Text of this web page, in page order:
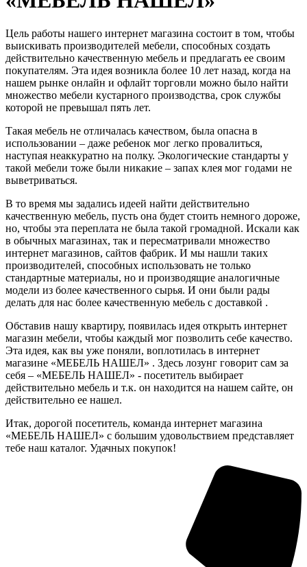
Цель работы нашего интернет магазина состоит в том, чтобы
выискивать производителей мебели, способных создать
действительно качественную мебель и предлагать ее своим
покупателям. Эта идея возникла более 10 лет назад, когда на
нашем рынке онлайн и офлайт торговли можно было найти
множество мебели кустарного производства, срок службы
которой не превышал пять лет.
Такая мебель не отличалась качеством, была опасна в
использовании – даже ребенок мог легко провалиться,
наступая неаккуратно на полку. Экологические стандарты у
такой мебели тоже были никакие – запах клея мог годами не
выветриваться.
В то время мы задались идеей найти действительно
качественную мебель, пусть она будет стоить немного дороже,
но, чтобы эта переплата не была такой громадной. Искали как
в обычных магазинах, так и пересматривали множество
интернет магазинов, сайтов фабрик. И мы нашли таких
производителей, способных использовать не только
стандартные материалы, но и производящие аналогичные
модели из более качественного сырья. И они были рады
делать для нас более качественную мебель с доставкой .
Обставив нашу квартиру, появилась идея открыть интернет
магазин мебели, чтобы каждый мог позволить себе качество.
Эта идея, как вы уже поняли, воплотилась в интернет
магазине «МЕБЕЛЬ НАШЕЛ» . Здесь лозунг говорит сам за
себя – «МЕБЕЛЬ НАШЕЛ» - посетитель выбирает
действительно мебель и т.к. он находится на нашем сайте, он
действительно ее нашел.
Итак, дорогой посетитель, команда интернет магазина
«МЕБЕЛЬ НАШЕЛ» с большим удовольствием представляет
тебе наш каталог. Удачных покупок!